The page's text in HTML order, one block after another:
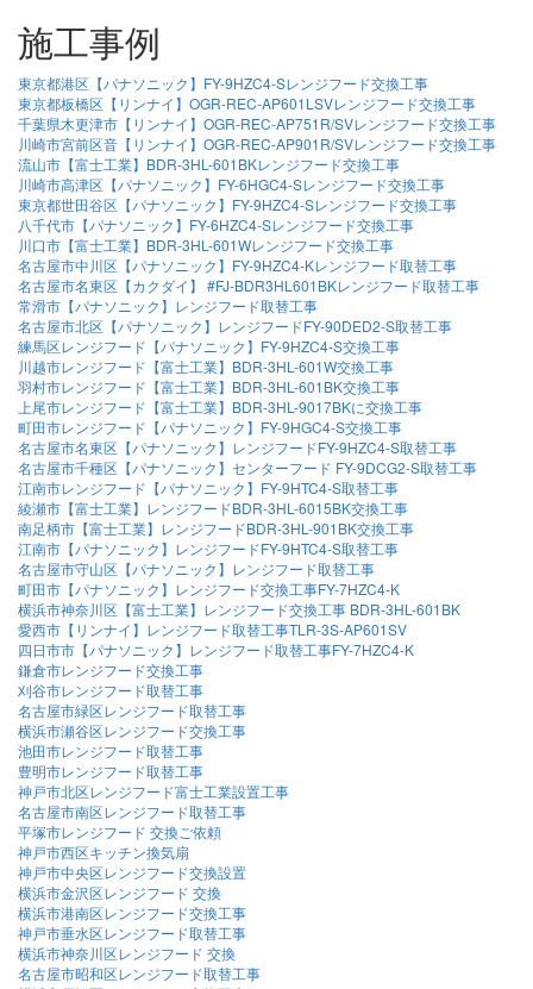
施工事例
東京都港区【パナソニック】FY-9HZC4-Sレンジフード交換工事
東京都板橋区【リンナイ】OGR-REC-AP601LSVレンジフード交換工事
千葉県木更津市【リンナイ】OGR-REC-AP751R/SVレンジフード交換工事
川崎市宮前区音【リンナイ】OGR-REC-AP901R/SVレンジフード交換工事
流山市【富士工業】BDR-3HL-601BKレンジフード交換工事
川崎市高津区【パナソニック】FY-6HGC4-Sレンジフード交換工事
東京都世田谷区【パナソニック】FY-9HZC4-Sレンジフード交換工事
八千代市【パナソニック】FY-6HZC4-Sレンジフード交換工事
川口市【富士工業】BDR-3HL-601Wレンジフード交換工事
名古屋市中川区【パナソニック】FY-9HZC4-Kレンジフード取替工事
名古屋市名東区【カクダイ】 #FJ-BDR3HL601BKレンジフード取替工事
常滑市【パナソニック】レンジフード取替工事
名古屋市北区【パナソニック】レンジフードFY-90DED2-S取替工事
練馬区レンジフード【パナソニック】FY-9HZC4-S交換工事
川越市レンジフード【富士工業】BDR-3HL-601W交換工事
羽村市レンジフード【富士工業】BDR-3HL-601BK交換工事
上尾市レンジフード【富士工業】BDR-3HL-9017BKに交換工事
町田市レンジフード【パナソニック】FY-9HGC4-S交換工事
名古屋市名東区【パナソニック】レンジフードFY-9HZC4-S取替工事
名古屋市千種区【パナソニック】センターフード FY-9DCG2-S取替工事
江南市レンジフード【パナソニック】FY-9HTC4-S取替工事
綾瀬市【富士工業】レンジフードBDR-3HL-6015BK交換工事
南足柄市【富士工業】レンジフードBDR-3HL-901BK交換工事
江南市【パナソニック】レンジフードFY-9HTC4-S取替工事
名古屋市守山区【パナソニック】レンジフード取替工事
町田市【パナソニック】レンジフード交換工事FY-7HZC4-K
横浜市神奈川区【富士工業】レンジフード交換工事 BDR-3HL-601BK
愛西市【リンナイ】レンジフード取替工事TLR-3S-AP601SV
四日市市【パナソニック】レンジフード取替工事FY-7HZC4-K
鎌倉市レンジフード交換工事
刈谷市レンジフード取替工事
名古屋市緑区レンジフード取替工事
横浜市瀬谷区レンジフード交換工事
池田市レンジフード取替工事
豊明市レンジフード取替工事
神戸市北区レンジフード富士工業設置工事
名古屋市南区レンジフード取替工事
平塚市レンジフード 交換ご依頼
神戸市西区キッチン換気扇
神戸市中央区レンジフード交換設置
横浜市金沢区レンジフード 交換
横浜市港南区レンジフード交換工事
神戸市垂水区レンジフード取替工事
横浜市神奈川区レンジフード 交換
名古屋市昭和区レンジフード取替工事